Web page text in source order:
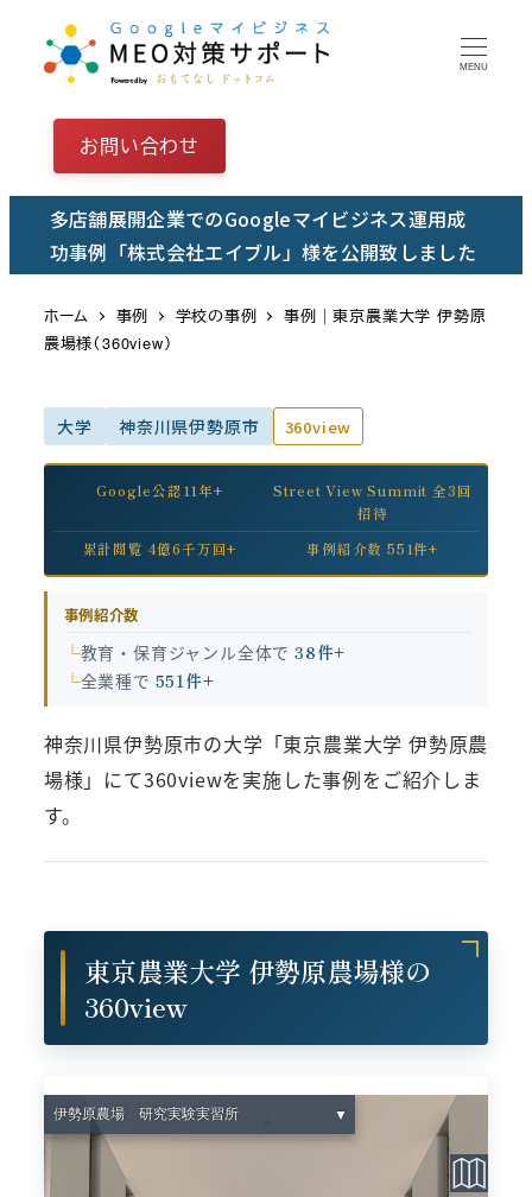
テ
MENU
お問い合わせ
多店舗展開企業でのGoogleマイビジネス運用成
功事例「株式会社エイブル」様を公開致しました
ホーム 事例 学校の事例
事例｜東京農業大学 伊勢原
農場様（360view）
大学 神奈川県伊勢原市 360view
Google公認11年+
Street View Summit 全3回
招待
累計閲覧 4億6千万回+
事例紹介数 551件+
事例紹介数
教育・保育ジャンル全体で38件+
全業種で 551件+
神奈川県伊勢原市の大学「東京農業大学 伊勢原農
場様」にて360viewを実施した事例をご紹介しま
す。
東京農業大学 伊勢原農場様の
360view